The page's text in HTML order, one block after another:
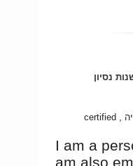
תואר ראשון, מכללה, עוזרת אחות מדופלמת, קורס החייה , certified
I am a
am also